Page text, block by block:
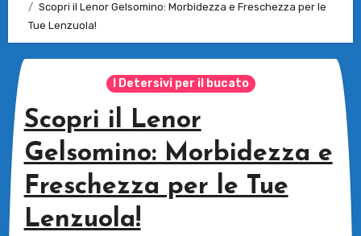
Scopri il Lenor Gelsomino: Morbidezza e Freschezza per le
Tue Lenzuola!
I Detersivi per il bucato
Scopri il Lenor
Gelsomino: Morbidezza e
Freschezza per le Tue
Lenzuola!